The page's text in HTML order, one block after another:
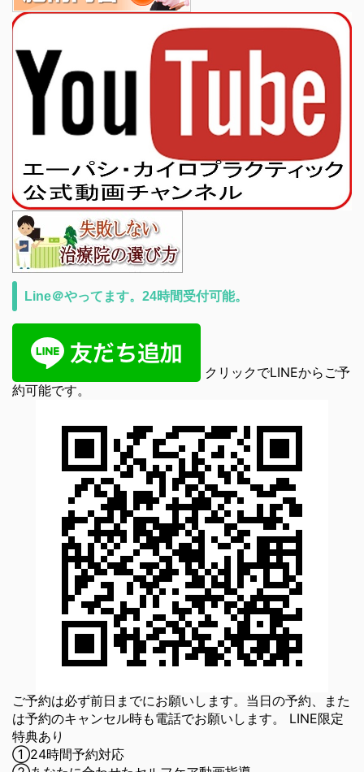
Line＠やってます。24時間受付可能。
クリックでLINEからご予
約可能です。
ご予約は必ず前日までにお願いします。当日の予約、また
は予約のキャンセル時も電話でお願いします。 LINE限定
特典あり
①24時間予約対応